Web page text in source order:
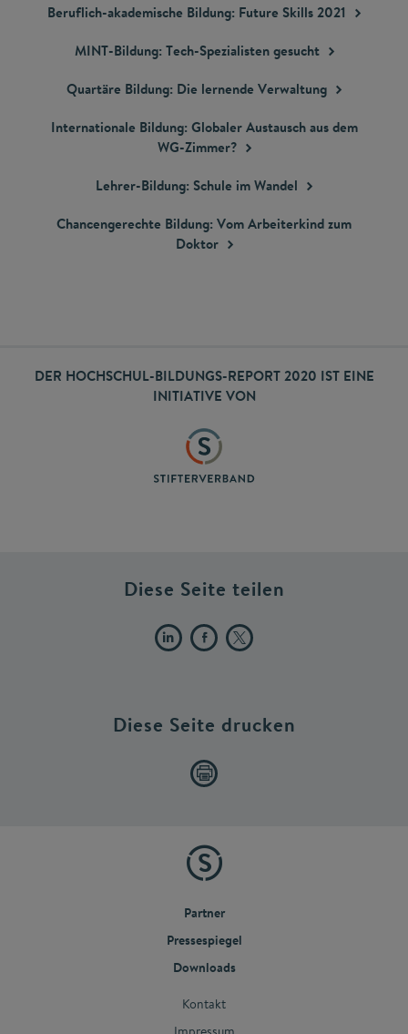
Beruflich-akademische Bildung: Future Skills2021
MINT-Bildung: Tech-Spezialistengesucht
Quartäre Bildung: Die lernende Verwaltung
Internationale Bildung: Globaler Austausch aus dem
WG-Zimmer?
Lehrer-Bildung: Schule imWandel
Chancengerechte Bildung: Vom Arbeiterkind zum
Doktor
DER HOCHSCHUL-BILDUNGS-REPORT 2020 IST EINE
INITIATIVE VON
Diese Seite teilen
Diese Seite drucken
Partner
Pressespiegel
Downloads
Kontakt